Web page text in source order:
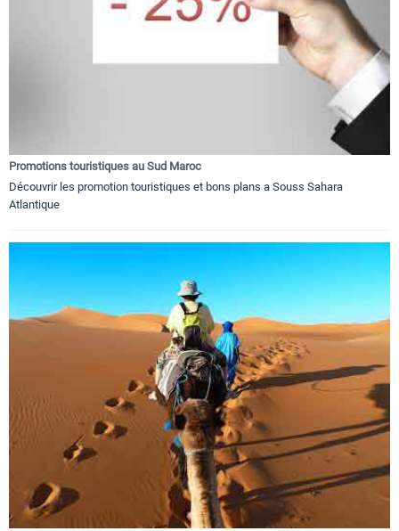
Promotions touristiques au Sud Maroc
Découvrir les promotion touristiques et bons plans a Souss Sahara
Atlantique